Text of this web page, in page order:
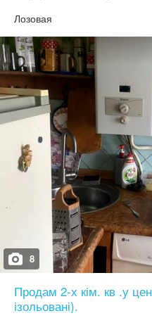
готові до продажу - можливий
Лозовая
8
Продам 2-х кім. кв .у
ізольовані).